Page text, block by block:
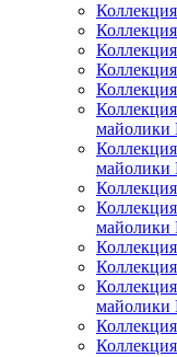
майолики
майолики
майолики
майолики